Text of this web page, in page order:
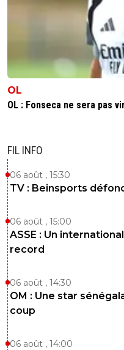
OL
OL : Fonseca ne sera pas
FIL INFO
06 août , 15:30
TV : Beinsports
06 août , 15:00
ASSE : Un
record
06 août , 14:30
OM : Une star
coup
06 août , 14:00